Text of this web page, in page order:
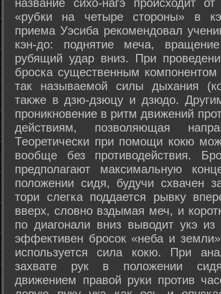
«рубки на четыре стороны» в
приема Уэсиба рекомендовал
кэн-до: поднятие меча,
рубящий удар вниз. При
броска существенным компонентом
так называемой силы дыхания
также в дзю-дзюцу и дзюдо.
проникновение в ритм движений
действиям, позволяющая
Теоретически при помощи кокю
вообще без противодействия.
предполагают максимальную
положении сидя, будучи схвачен
тори слегка поддается рывку
вверх, словно вздымая меч, и
по диагонали вниз выводит укэ
эффективен бросок «неба и
используется сила кокю. При
захвате рук в положении
движением правой руки против